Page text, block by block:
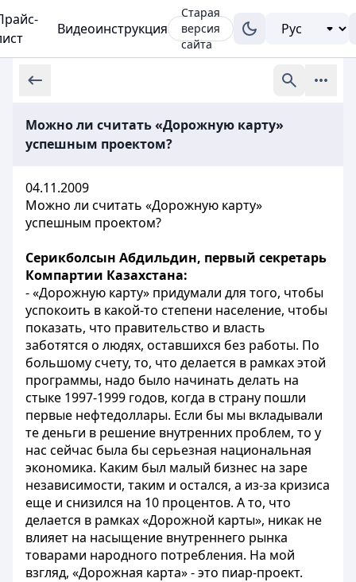
Видеоинструкция
Старая
версия
сайта
Можно ли считать «Дорожную карту»
успешным проектом?
04.11.2009
Можно ли считать «Дорожную карту»
успешным проектом?
Серикболсын Абдильдин, первый секретарь
Компартии Казахстана:
- «Дорожную карту» придумали для того, чтобы
успокоить в какой-то степени население, чтобы
показать, что правительство и власть
заботятся о людях, оставшихся без работы. По
большому счету, то, что делается в рамках этой
программы, надо было начинать делать на
стыке 1997-1999 годов, когда в страну пошли
первые нефтедоллары. Если бы мы вкладывали
те деньги в решение внутренних проблем, то у
нас сейчас была бы серьезная национальная
экономика. Каким был малый бизнес на заре
независимости, таким и остался, а из-за кризиса
еще и снизился на 10 процентов. А то, что
делается в рамках «Дорожной карты», никак не
влияет на насыщение внутреннего рынка
товарами народного потребления. На мой
взгляд, «Дорожная карта» - это пиар-проект.